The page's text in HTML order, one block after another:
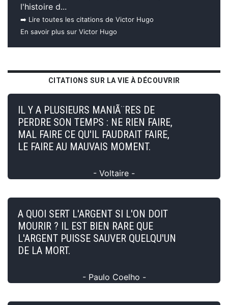
l'histoire d...
➡️ Lire toutes les citations de Victor Hugo
En savoir plus sur Victor Hugo
CITATIONS SUR LA VIE À DÉCOUVRIR
IL Y A PLUSIEURS MANIÃ¨RES DE
PERDRE SON TEMPS : NE RIEN FAIRE,
MAL FAIRE CE QU'IL FAUDRAIT FAIRE,
LE FAIRE AU MAUVAIS MOMENT.
- Voltaire -
A QUOI SERT L'ARGENT SI L'ON DOIT
MOURIR ? IL EST BIEN RARE QUE
L'ARGENT PUISSE SAUVER QUELQU'UN
DE LA MORT.
- Paulo Coelho -